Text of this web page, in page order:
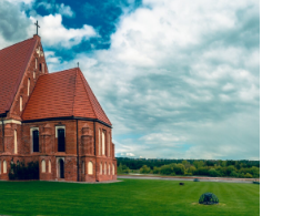
其語
阿拉伯語
維亞語 柬埔寨語